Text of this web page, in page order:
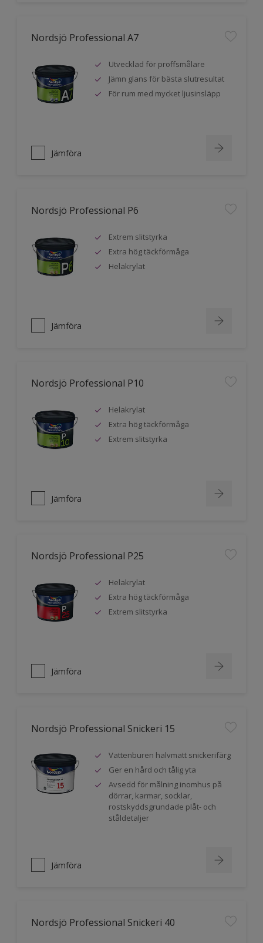
Nordsjö Professional A7
Utvecklad för proffsmålare
Jämn glans för bästa slutresultat
För rum med mycket ljusinsläpp
Jämföra
Nordsjö Professional P6
Extrem slitstyrka
Extra hög täckförmåga
Helakrylat
Jämföra
Nordsjö Professional P10
Helakrylat
Extra hög täckförmåga
Extrem slitstyrka
Jämföra
Nordsjö Professional P25
Helakrylat
Extra hög täckförmåga
Extrem slitstyrka
Jämföra
Nordsjö Professional Snickeri 15
Vattenburen halvmatt snickerifärg
Ger en hård och tålig yta
Avsedd för målning inomhus på
dörrar, karmar, socklar,
rostskyddsgrundade plåt- och
ståldetaljer
Jämföra
Nordsjö Professional Snickeri 40